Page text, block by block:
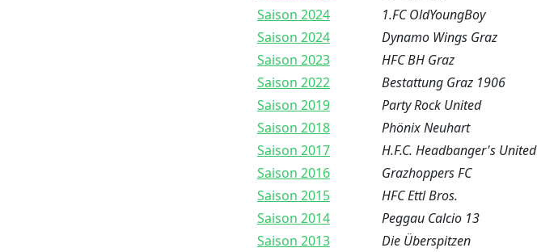
Saison 2024
1.FC OldYoungBoy
Saison 2024
Dynamo Wings Graz
Saison 2023
HFC BH Graz
Saison 2022
Bestattung Graz 1906
Saison 2019
Party Rock United
Saison 2018
Phönix Neuhart
Saison 2017
H.F.C. Headbanger's United
Saison 2016
Grazhoppers FC
Saison 2015
HFC Ettl Bros.
Saison 2014
Peggau Calcio 13
Saison 2013
Die Überspitzen